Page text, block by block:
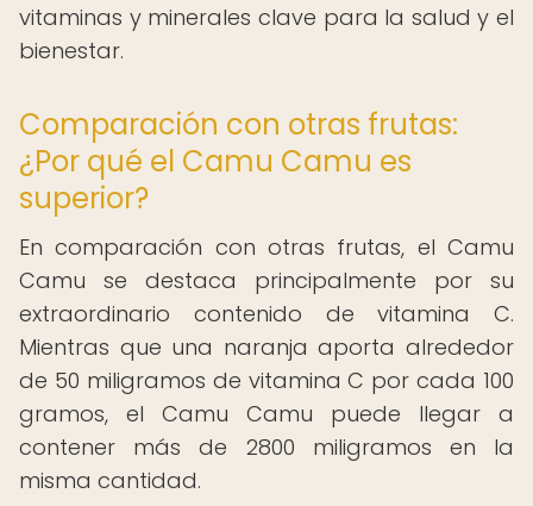
vitaminas y minerales clave para la salud y el
bienestar.
Comparación con otras frutas:
¿Por qué el Camu Camu es
superior?
En comparación con otras frutas, el Camu
Camu se destaca principalmente por su
extraordinario contenido de vitamina C.
Mientras que una naranja aporta alrededor
de 50 miligramos de vitamina C por cada 100
gramos, el Camu Camu puede llegar a
contener más de 2800 miligramos en la
misma cantidad.